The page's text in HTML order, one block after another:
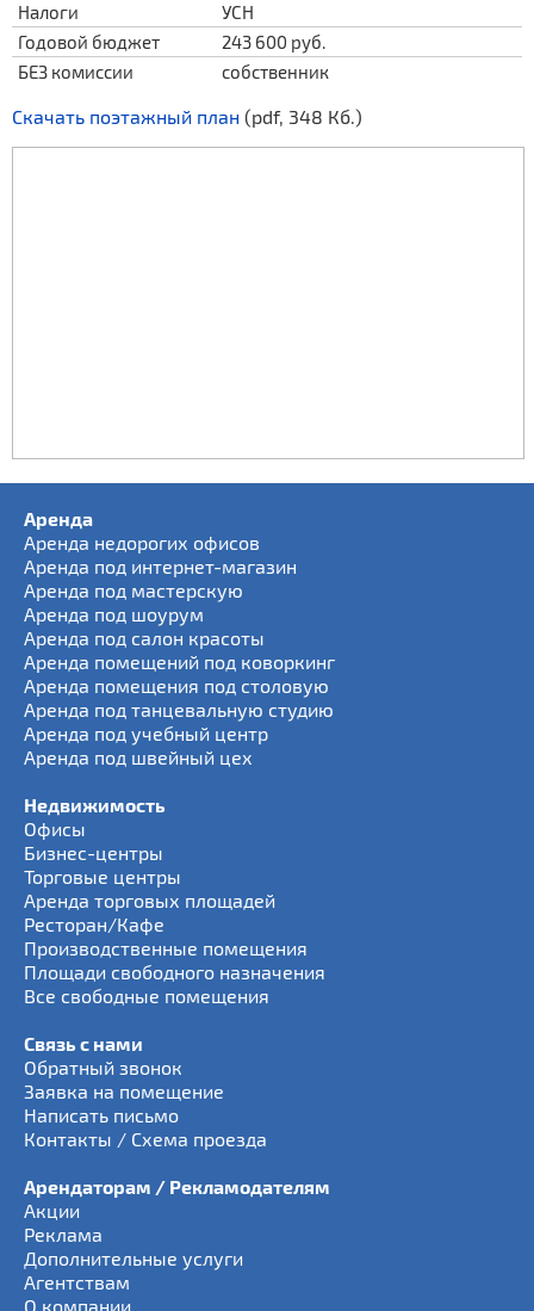
Налоги
УСН
Годовой бюджет
243 600 руб.
БЕЗ комиссии
собственник
Скачать поэтажный план (pdf, 348 Кб.)
Аренда
Аренда недорогих офисов
Аренда под интернет-магазин
Аренда под мастерскую
Аренда под шоурум
Аренда под салон красоты
Аренда помещений под коворкинг
Аренда помещения под столовую
Аренда под танцевальную студию
Аренда под учебный центр
Аренда под швейный цех
Недвижимость
Офисы
Бизнес-центры
Торговые центры
Аренда торговых площадей
Ресторан/Кафе
Производственные помещения
Площади свободного назначения
Все свободные помещения
Связь с нами
Обратный звонок
Заявка на помещение
Написать письмо
Контакты / Схема проезда
Арендаторам / Рекламодателям
Акции
Реклама
Дополнительные услуги
Агентствам
О компании